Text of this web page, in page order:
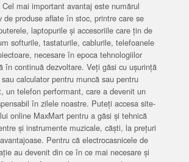
Cel mai important avantaj este numărul
de produse aflate în stoc, printre care se
laptopurile și accesoriile care țin de
softurile, tastaturile, cablurile, telefoanele
necesare în epoca tehnologiilor
în continuă dezvoltare. Veți găsi cu ușurință
calculator pentru muncă sau pentru
un telefon performant, care a devenit un
în zilele noastre. Puteți accesa site-
online MaxMart pentru a găsi și tehnică
și instrumente muzicale, căști, la prețuri
Pentru că electrocasnicele de
au devenit din ce în ce mai necesare și